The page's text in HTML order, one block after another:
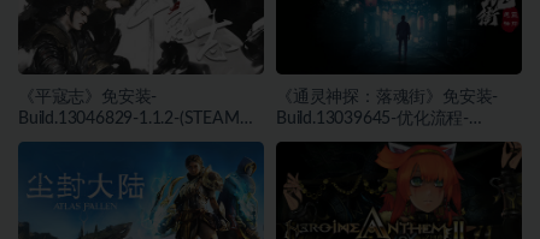
《平寇志》免安装-
Build.13046829-1.1.2-(STEAM官
中)-支持手柄绿色中文版[13.06
《通灵神探：落魂街》免安装-
Build.13039645-优化流程-
(STEAM官中)绿色中文版[6.03
GB][百度网盘]